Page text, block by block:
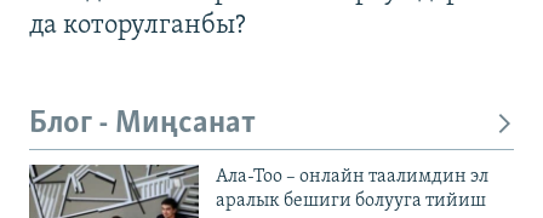
да которулганбы?
Блог - Миңсанат
Ала-Тоо – онлайн таалимдин эл
аралык бешиги болууга тийиш